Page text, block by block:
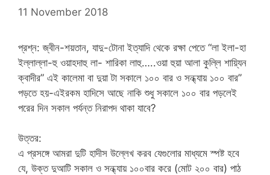
11 November 2018
প্রশ্ন: জ্বীন-শয়তান, যাদু-টোনা ইত্যাদি থেকে রক্ষা পেতে “লা ইলা-হা
ইল্লাল্লা-হু ওয়াহদাহু লা- শারিকা লাহু…..ওয়া হুয়া আলা কুল্লি শায়্যিন
ক্বাদীর” এই কালেমা বা দুয়া টা সকালে ১০০ বার ও সন্ধ্যায় ১০০ বার”
পড়তে হয়-এইরকম হাদিসে আছে নাকি শুধু সকালে ১০০ বার পড়লেই
পরের দিন সকাল পর্যন্ত নিরাপদ থাকা যাবে?
উত্তর:
এ প্রসঙ্গে আমরা দুটি হাদীস উল্লেখ করব যেগুলোর মাধ্যমে স্পষ্ট হবে
যে, উক্ত দুআটি সকাল ও সন্ধ্যায় ১০০বার করে (মোট ২০০ বার) পাঠ